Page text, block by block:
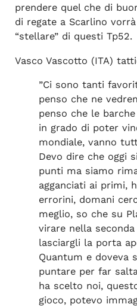
prendere quel che di
di regate a Scarlino
“stellare” di questi Tp52.
Vasco Vascotto (ITA)
”Ci sono tanti
penso che ne
penso che le
in grado di poter
mondiale, vanno
Devo dire che oggi
punti ma siamo
agganciati ai primi,
errorini, domani
meglio, so che su
virare nella
lasciargli la porta
Quantum e doveva
puntare per far
ha scelto noi,
gioco, potevo